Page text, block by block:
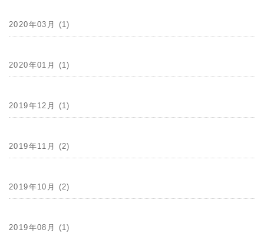
2020年03月 (1)
2020年01月 (1)
2019年12月 (1)
2019年11月 (2)
2019年10月 (2)
2019年08月 (1)